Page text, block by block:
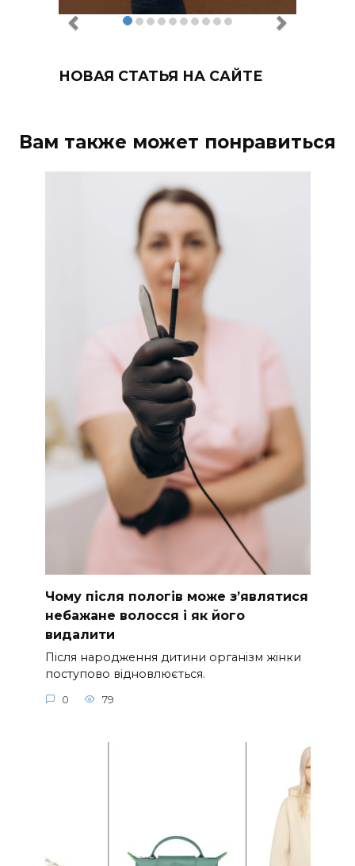
НОВАЯ СТАТЬЯ НА САЙТЕ
Вам также может понравиться
Чому після пологів може з’являтися
небажане волосся і як його
видалити
Після народження дитини організм жінки
поступово відновлюється.
0 79